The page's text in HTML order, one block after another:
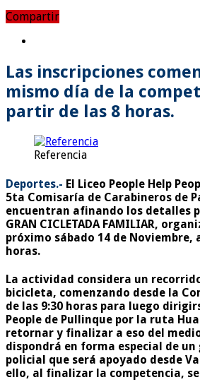
Compartir
Las inscripciones
mismo día de la
partir de las 8 horas.
Referencia
Deportes.- El Liceo People Help
5ta Comisaría de Carabineros de
encuentran afinando los detalles
GRAN CICLETADA FAMILIAR,
próximo sábado 14 de Noviembre,
horas.
La actividad considera un
bicicleta, comenzando desde la
de las 9:30 horas para luego
People de Pullinque por la ruta
retornar y finalizar a eso del
dispondrá en forma especial de
policial que será apoyado desde
ello, al finalizar la competencia,